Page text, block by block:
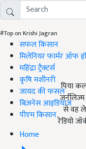
#Top on Krishi Jagran
सफल किसान
मिलेनियर फार्मर ऑफ
महिंद्रा ट्रैक्टर्स
कृषि मशीनरी
जायद की फसल
बिज़नेस आइडियाज
पीएम किसान
Home
पिया
से वह
रेडियो